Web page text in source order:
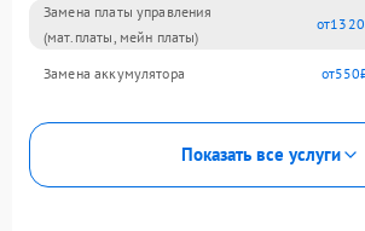
Замена платы управления
(мат.платы, мейн платы)
1320
Замена аккумулятора 550
Показать все услуги